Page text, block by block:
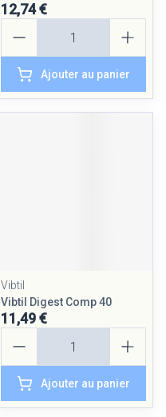
12,74 €
Ajouter au panier
Vibtil
Vibtil Digest Comp 40
11,49 €
Ajouter au panier